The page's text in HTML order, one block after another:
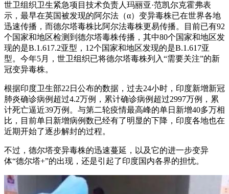
世卫组织卫生紧急项目技术负责人玛丽亚·范凯尔克霍弗表
示，最早在英国被发现的阿尔法（α）变异毒株已在世界各地
迅速传播，而德尔塔毒株比阿尔法毒株更易传播。目前已有92
个国家和地区检测到德尔塔毒株传播，其中80个国家和地区发
现的是B.1.617.2亚型，12个国家和地区发现的是B.1.617亚
型。今年5月，世卫组织已将德尔塔毒株列入“需要关注”的新
冠变异毒株。
根据印度卫生部22日公布的数据，过去24小时，印度新增新冠
肺炎确诊病例超过4.2万例，累计确诊病例超过2997万例，累
计死亡逼近39万例。与第二轮疫情最高峰的单日新增40多万相
比，目前单日新增病例数已经有了明显的下降，印度各地也在
近期开始了逐步解封的过程。
不过，德尔塔变异毒株的迅速蔓延，以及它的进一步变异
体“德尔塔+”的出现，还是引起了印度国内各界的担忧。